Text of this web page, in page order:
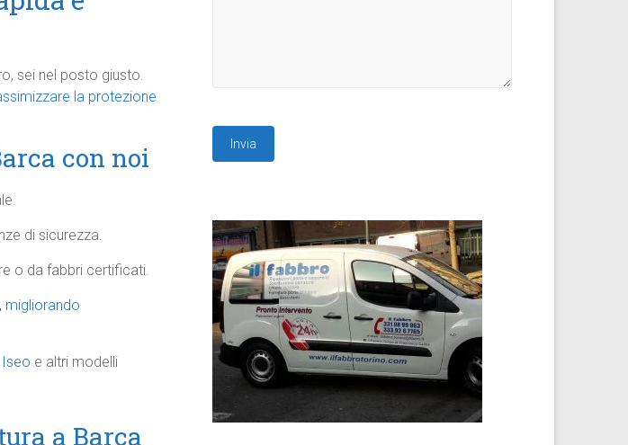
sei nel posto giusto.
la protezione
con noi
di sicurezza.
o da fabbri certificati.
migliorando
Iseo e altri modelli
a Barca